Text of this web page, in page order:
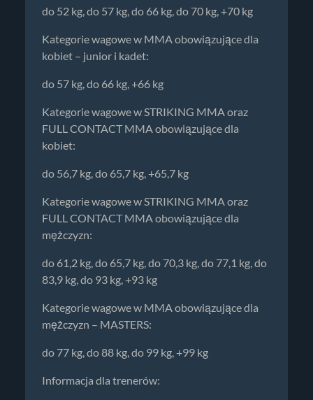
do 52 kg, do 57 kg, do 66 kg, do 70 kg, +70 kg
Kategorie wagowe w MMA obowiązujące dla
kobiet – junior i kadet:
do 57 kg, do 66 kg, +66 kg
Kategorie wagowe w STRIKING MMA oraz
FULL CONTACT MMA obowiązujące dla
kobiet:
do 56,7 kg, do 65,7 kg, +65,7 kg
Kategorie wagowe w STRIKING MMA oraz
FULL CONTACT MMA obowiązujące dla
mężczyzn:
do 61,2 kg, do 65,7 kg, do 70,3 kg, do 77,1 kg, do
83,9 kg, do 93 kg, +93 kg
Kategorie wagowe w MMA obowiązujące dla
mężczyzn – MASTERS:
do 77 kg, do 88 kg, do 99 kg, +99 kg
Informacja dla trenerów: